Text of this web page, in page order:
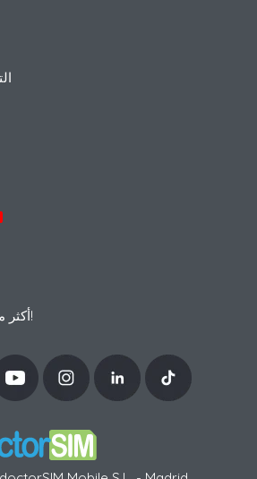
أكثر من 25,000 تقييم حقيقي!